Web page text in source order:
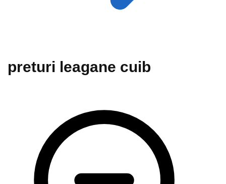
preturi leagane cuib